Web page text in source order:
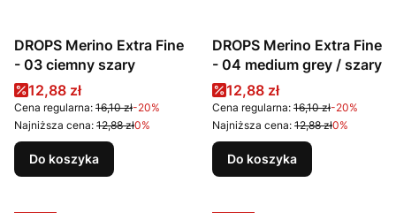
DROPS Merino Extra Fine
- 03 ciemny szary
Cena promocyjna
12,88 zł
Cena regularna: 16,10 zł-20%
Najniższa cena: 12,88 zł0%
Do koszyka
DROPS Merino Extra Fine
- 04 medium grey / szary
Cena promocyjna
12,88 zł
Cena regularna: 16,10 zł-20%
Najniższa cena: 12,88 zł0%
Do koszyka